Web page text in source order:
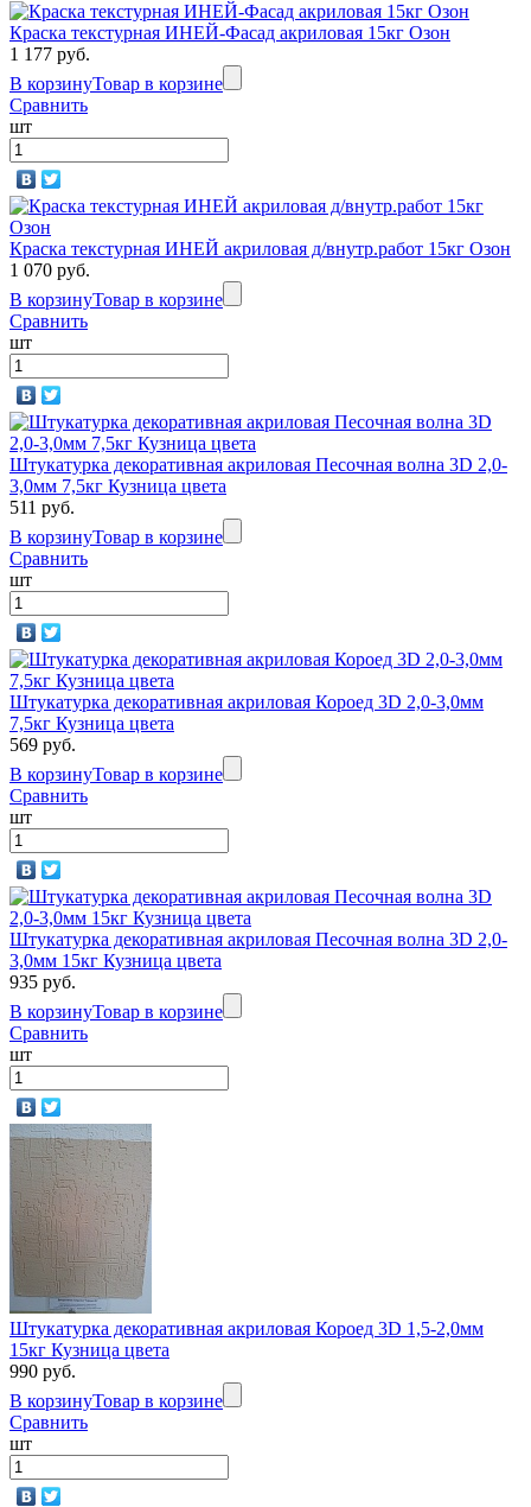
Краска текстурная ИНЕЙ-Фасад акриловая 15кг Озон
1 177 руб.
В корзинуТовар в корзине
Сравнить
шт
Краска текстурная ИНЕЙ акриловая д/внутр.работ 15кг Озон
1 070 руб.
В корзинуТовар в корзине
Сравнить
шт
Штукатурка декоративная акриловая Песочная волна 3D 2,0-
3,0мм 7,5кг Кузница цвета
511 руб.
В корзинуТовар в корзине
Сравнить
шт
Штукатурка декоративная акриловая Короед 3D 2,0-3,0мм
7,5кг Кузница цвета
569 руб.
В корзинуТовар в корзине
Сравнить
шт
Штукатурка декоративная акриловая Песочная волна 3D 2,0-
3,0мм 15кг Кузница цвета
935 руб.
В корзинуТовар в корзине
Сравнить
шт
Штукатурка декоративная акриловая Короед 3D 1,5-2,0мм
15кг Кузница цвета
990 руб.
В корзинуТовар в корзине
Сравнить
шт